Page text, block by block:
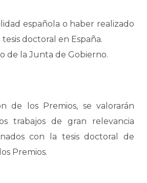
española o haber realizado
doctoral en España.
de la Junta de Gobierno.
de los Premios, se valorarán
trabajos de gran relevancia
con la tesis doctoral de
Premios.